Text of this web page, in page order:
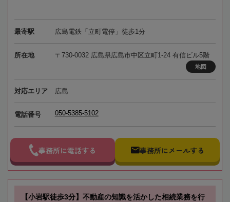
最寄駅 広島電鉄「立町電停」徒歩1分
所在地 〒730-0032 広島県広島市中区立町1-24 有信ビル5階
地図
対応エリア 広島
電話番号 050-5385-5102
事務所に電話する 事務所にメールする
【小岩駅徒歩3分】不動産の知識を活かした相続業務を行